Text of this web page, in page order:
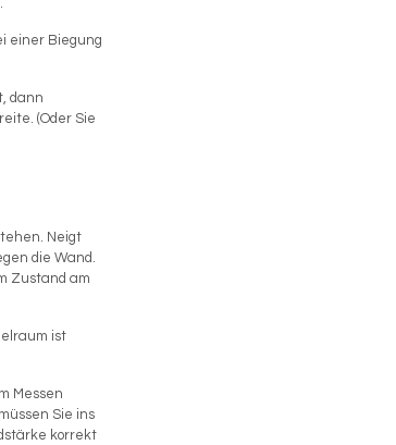
einer Biegung
dann
(Oder Sie
Neigt
die Wand.
Zustand am
ist
Messen
Sie ins
korrekt